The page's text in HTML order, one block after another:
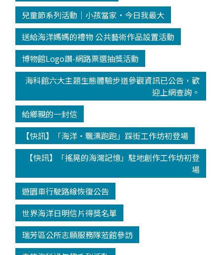
兒童節系列活動│小孩當家‧今日我最大
送給海洋媽媽的禮物 公共藝術作品設置活動
博物館Logo讚-網路票選抽獎活動
海科館六大主題生態體驗步道參觀資訊已公告，歡
迎上網查詢。
給鄉親的一封信
【快訊】「海洋‧飄漂跑跑」踩街工作坊初登場
【快訊】「搖晃的海灣記憶」駐地創作工作坊初登
場
遊園車行駛路線恢復公告
世界海洋日明信片得獎名單
瑞芳區公所志願服務隊蒞館參訪